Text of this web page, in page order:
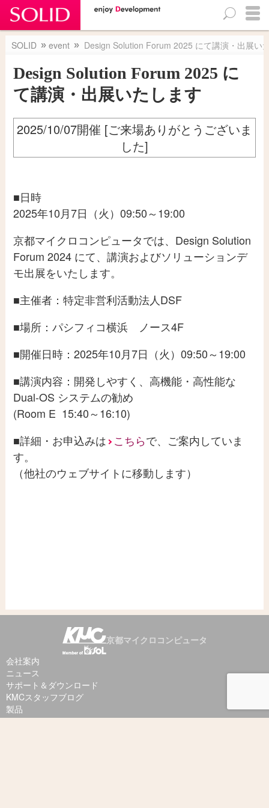
SOLIDについて（概要・価格）
カタログ・資料配布
SOLIDご提供プラン
SOLID評価版のご紹介・お申込み
SOLIDについて（技術情報）
マニュアル
SOLID アカデミー
SOLID for Raspberry Pi 4
FAQs
京都マイクロコンピュータ
問い合わせ
メールマガジン
検
SOLID event Design Solution Forum 2025 にて講演・出展い
Design Solution Forum 2025 に
て講演・出展いたします
2025/10/07開催 [ご来場ありがとうございま
した]
■日時
2025年10月7日（火）09:50～19:00
京都マイクロコンピュータでは、Design Solution
Forum 2024 にて、講演およびソリューションデ
モ出展をいたします。
■主催者：特定非営利活動法人DSF
■場所：パシフィコ横浜 ノース4F
■開催日時：2025年10月7日（火）09:50～19:00
■講演内容：開発しやすく、高機能・高性能な
Dual-OS システムの勧め
(Room E 15:40～16:10)
■詳細・お申込みは こちらで、ご案内していま
す。
（他社のウェブサイトに移動します）
京都マイクロコンピュータ
会社案内
ニュース
サポート＆ダウンロード
KMCスタッフブログ
製品
PARTNER Jet3 SOLID exeGCC etc